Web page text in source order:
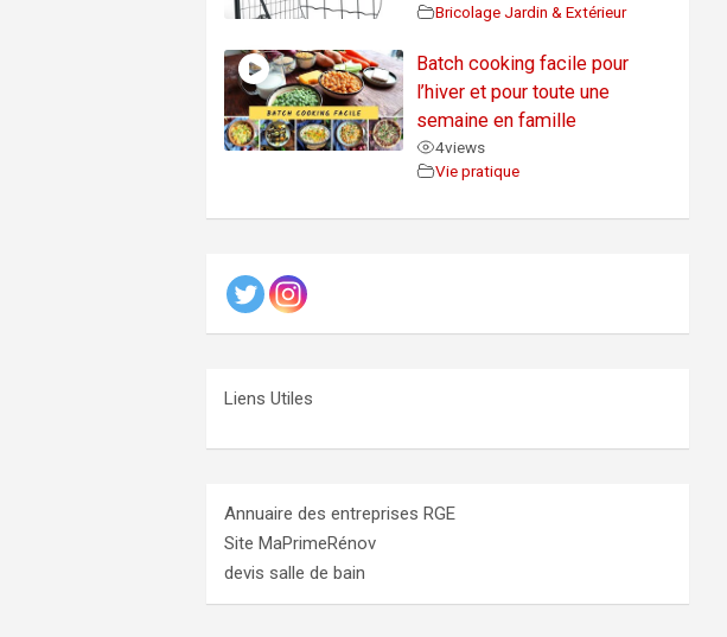
Bricolage Jardin & Extérieur
Batch cooking facile pour
l’hiver et pour toute une
semaine en famille
4views
Vie pratique
Liens Utiles
Annuaire des entreprises RGE
Site MaPrimeRénov
devis salle de bain